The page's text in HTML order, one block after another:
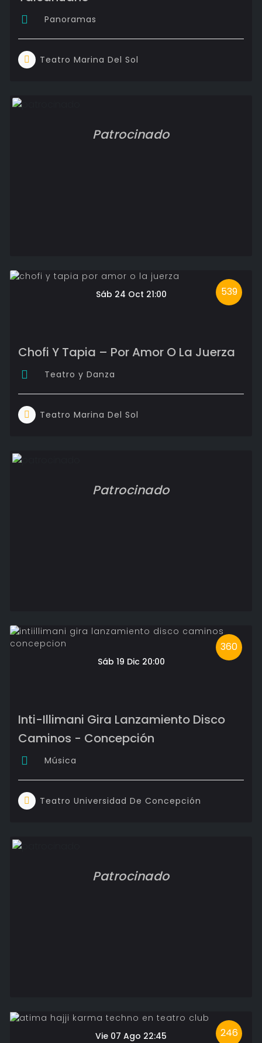
Panoramas
Teatro Marina Del Sol
Patrocinado
539
Sáb 24 Oct 21:00
Chofi Y Tapia – Por Amor O La Juerza
Teatro y Danza
Teatro Marina Del Sol
Patrocinado
360
Sáb 19 Dic 20:00
Inti-Illimani Gira Lanzamiento Disco
Caminos - Concepción
Música
Teatro Universidad De Concepción
Patrocinado
246
Vie 07 Ago 22:45